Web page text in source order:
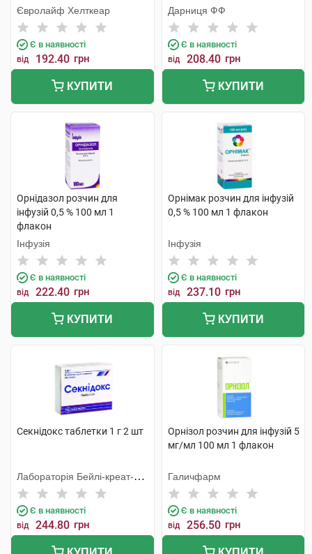
Євролайф Хелткеар
Є в наявності
від 192.40 грн
КУПИТИ
Дарниця ФФ
Є в наявності
від 208.40 грн
КУПИТИ
Орнідазол розчин для
інфузій 0,5 % 100 мл 1
флакон
Інфузія
Є в наявності
від 222.40 грн
КУПИТИ
Орнімак розчин для інфузій
0,5 % 100 мл 1 флакон
Інфузія
Є в наявності
від 237.10 грн
КУПИТИ
Секнідокс таблетки 1 г 2 шт
Лабораторія Бейлі-креат-
Вернуйє
Є в наявності
від 244.80 грн
Орнізол розчин для інфузій 5
мг/мл 100 мл 1 флакон
Галичфарм
Є в наявності
від 256.50 грн